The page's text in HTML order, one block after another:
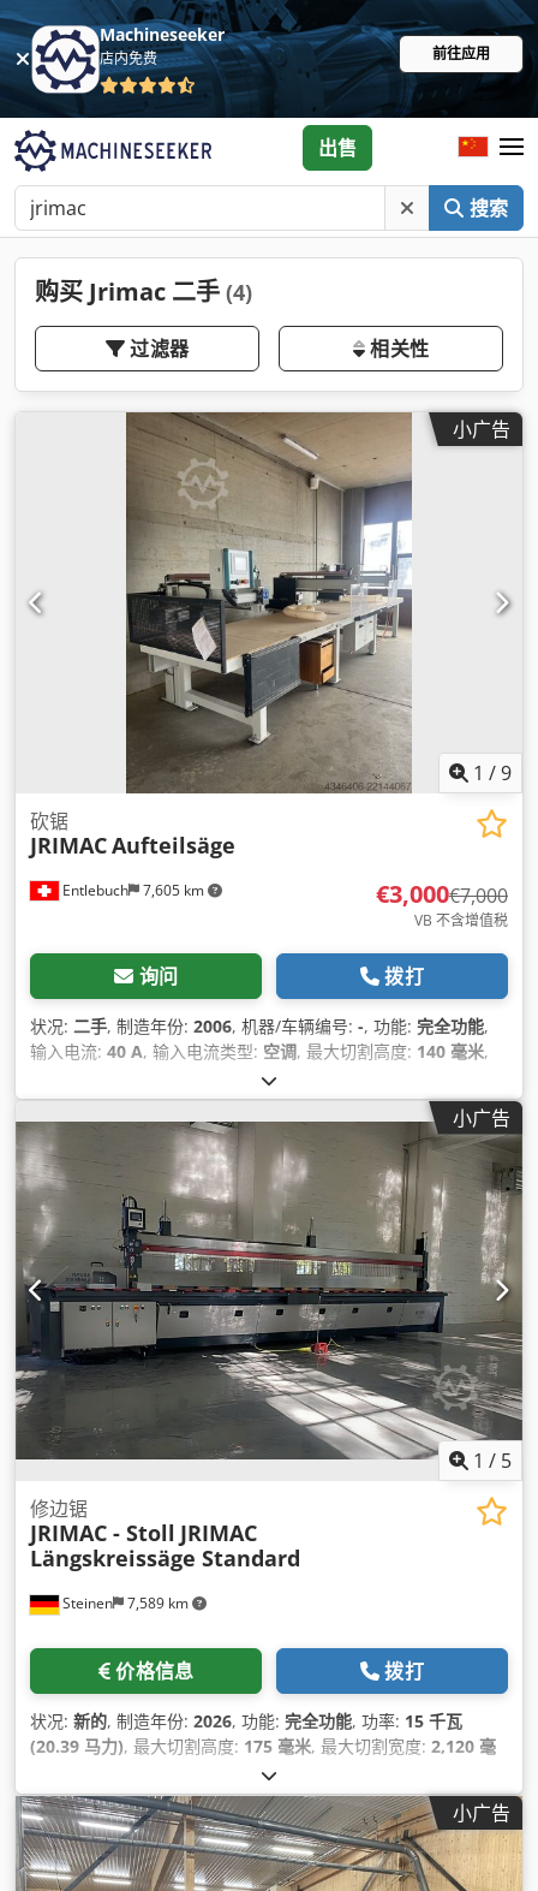
Machineseeker
店内免费 前往应用
搜索
出售
购买 Jrimac 二手 (4)
过滤器 相关性
小广告
1 /9
Entlebuch 7,605 km
砍锯
JRIMACAufteilsäge
€3,000€7,000
VB 不含增值税
询问 拨打
状况: 二手, 制造年份: 2006, 机器/车辆编号: -, 功能: 完全功能,
输入电流: 40 A, 输入电流类型: 空调, 最大切割高度: 140 毫米,
80 毫米
宽度:1,800 毫米, 总高度:2,100 毫米, 总重量:1,500 千克, 驱动
类型:3 x 4 KW Motoren, 工作压力:6 横杆, 压缩空气连接:6 横
杆, 送料长度 X 轴: 800 毫米, Y轴进给长度: 5,000 毫米, 主锯片直
径:450 毫米 , 压力:6 横杆, 设备: 锯片防护罩
小广告
1 / 5
Steinen 7,589 km
修边锯
JRIMAC - Stoll JRIMAC
Längskreissäge Standard
价格信息 拨打
状况: 新的, 制造年份: 2026, 功能: 完全功能, 功率: 15 千瓦
(20.39 马力), 最大切割高度: 175 毫米, 最大切割宽度: 2,120 毫
, 总重量:2,500 千克
6,200 毫米,
小广告